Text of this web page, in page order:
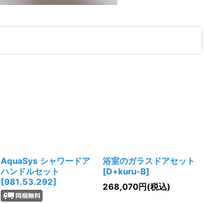
AquaSys シャワードア
ハンドルセット
[981.53.292]
浴室のガラスドアセット
[D+kuru-B]
268,070円(税込)